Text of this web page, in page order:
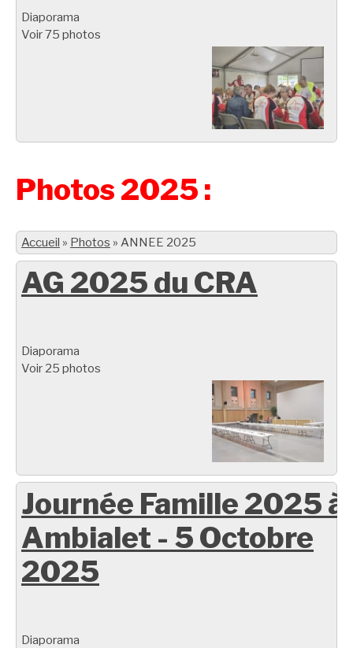
Diaporama
Voir 75 photos
Photos 2025 :
Accueil » Photos » ANNEE 2025
AG 2025 du CRA
Diaporama
Voir 25 photos
Journée Famille 2025 à
Ambialet - 5 Octobre
2025
Diaporama